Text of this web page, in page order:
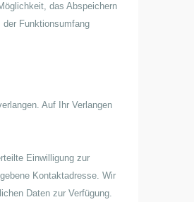
das Abspeichern
Funktionsumfang
Auf Ihr Verlangen
Einwilligung zur
Kontaktadresse. Wir
Daten zur Verfügung.